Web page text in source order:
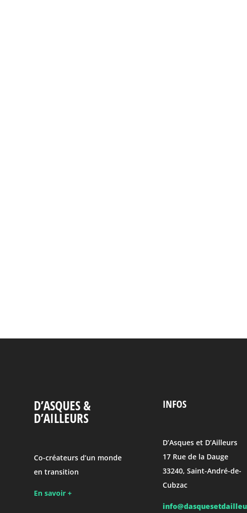
D’ASQUES &
D’AILLEURS
Co-créateurs d’un monde
en transition
En savoir +
INFOS
D’Asques et D’Ailleurs
17 Rue de la Dauge
33240, Saint-André-de-
Cubzac